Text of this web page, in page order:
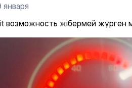
января
возможность жібермей